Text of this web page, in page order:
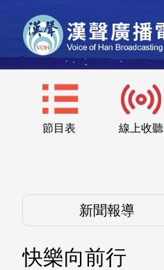
節目表 線上收聽
新聞報導
快樂向前行